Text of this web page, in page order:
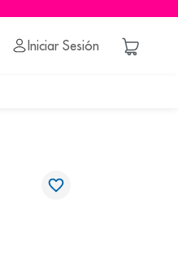
Iniciar Sesión